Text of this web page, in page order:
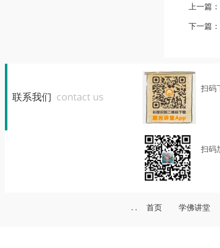
上一篇：
下一篇：
联系我们 contact us
扫码
扫码
. . 首页 学佛讲堂